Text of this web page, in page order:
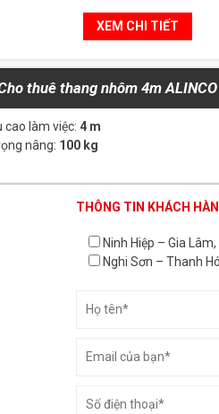
XEM CHI TIẾT
thuê thang nhôm 4m
cao làm việc: 4 m
nâng: 100 kg
XEM CHI TIẾT
THÔNG TIN KHÁCH
THÔNG TIN KHÁCH
THÔNG TIN KHÁCH
Ninh Hiệp – Gia Lâm,
Nghi Sơn – Thanh
được thành lập từ ngày 27/12/2007 với
của U-MAC là những công ty hàng
ty đã kế thừa và phát huy các tiêu